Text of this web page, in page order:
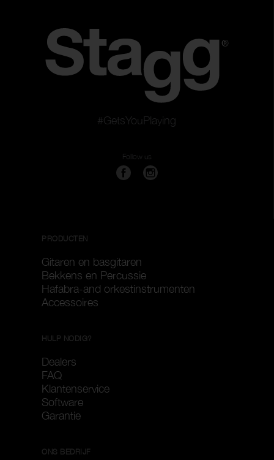
#GetsYouPlaying
Follow us
PRODUCTEN
Gitaren en basgitaren
Bekkens en Percussie
Hafabra-and orkestinstrumenten
Accessoires
HULP NODIG?
Dealers
FAQ
Klantenservice
Software
Garantie
ONS BEDRIJF